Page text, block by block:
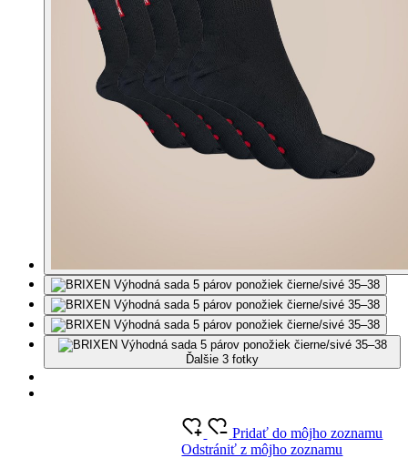
Ďalšie 3 fotky
Pridať do môjho zoznamu
Odstrániť z môjho zoznamu